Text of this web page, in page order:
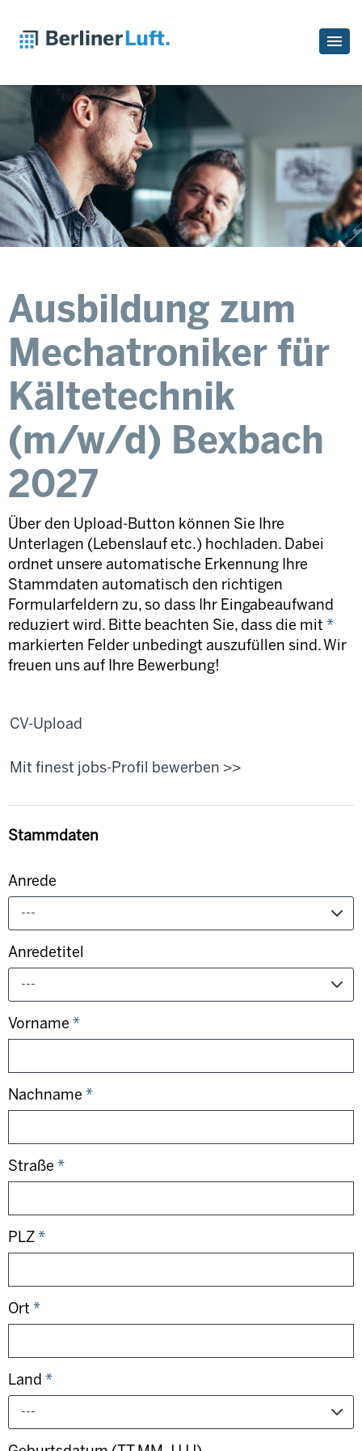
Ausbildung zum
Mechatroniker für
Kältetechnik
(m/w/d) Bexbach
2027
Über den Upload-Button können Sie Ihre
Unterlagen (Lebenslauf etc.) hochladen. Dabei
ordnet unsere automatische Erkennung Ihre
Stammdaten automatisch den richtigen
Formularfeldern zu, so dass Ihr Eingabeaufwand
reduziert wird. Bitte beachten Sie, dass die mit *
markierten Felder unbedingt auszufüllen sind. Wir
freuen uns auf Ihre Bewerbung!
CV-Upload
Mit finest jobs-Profil bewerben >>
Stammdaten
Anrede
---
Anredetitel
---
Vorname *
Nachname *
Straße *
PLZ*
Ort *
Land *
---